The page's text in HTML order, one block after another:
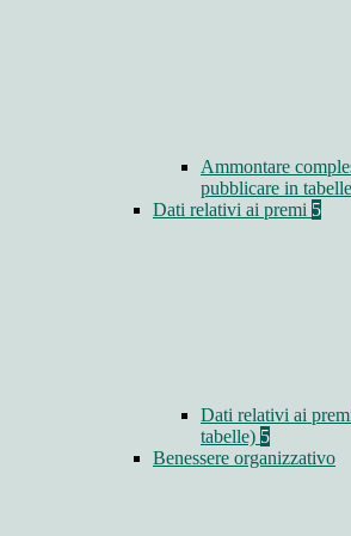
Ammontare
pubblicare in
Dati relativi ai premi 5
Dati relativi ai
tabelle) 5
Benessere organizzativo